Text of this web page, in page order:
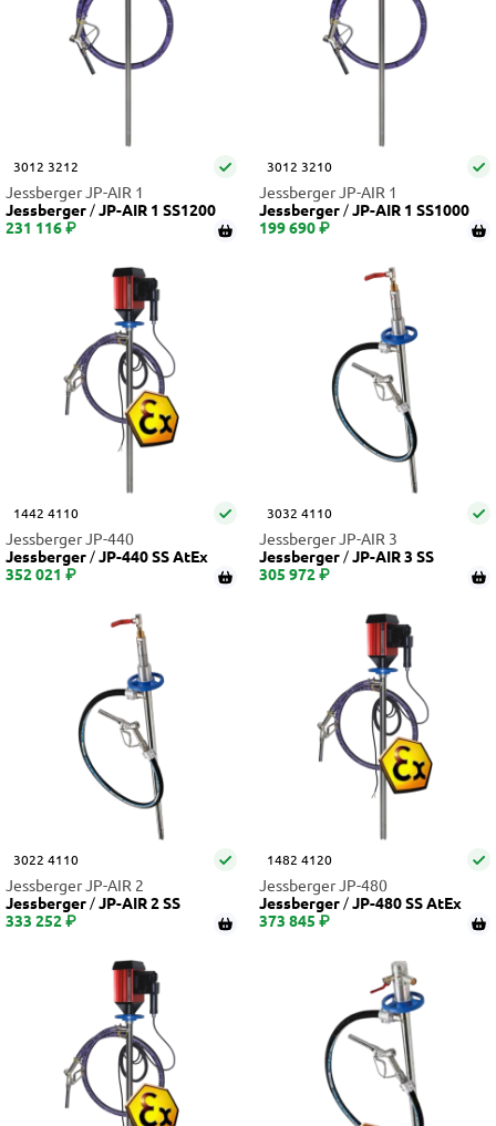
3012 3212
Jessberger JP-AIR 1
Jessberger
JP-AIR 1 SS1200
231 116 ₽
3012 3210
Jessberger JP-AIR 1
Jessberger
JP-AIR 1 SS1000
199 690 ₽
1442 4110
Jessberger JP-440
Jessberger
JP-440 SS AtEx
352 021 ₽
3032 4110
Jessberger JP-AIR 3
Jessberger
JP-AIR 3 SS
305 972 ₽
3022 4110
Jessberger JP-AIR 2
Jessberger
JP-AIR 2 SS
333 252 ₽
1482 4120
Jessberger JP-480
Jessberger
JP-480 SS AtEx
373 845 ₽